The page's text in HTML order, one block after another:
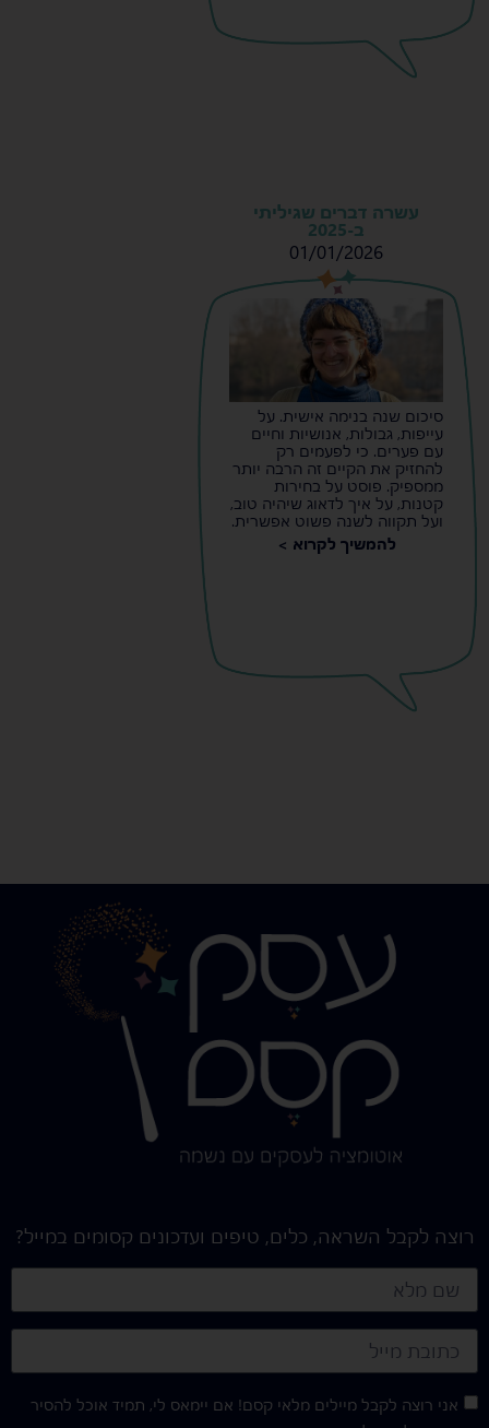
עשרה דברים שגיליתי
ב-2025
01/01/2026
s
s
סיכום שנה בנימה אישית. על
עייפות, גבולות, אנושיות וחיים
עם פערים. כי לפעמים רק
להחזיק את הקיים זה הרבה יותר
ממספיק. פוסט על בחירות
קטנות, על איך לדאוג שיהיה טוב,
ועל תקווה לשנה פשוט אפשרית.
להמשיך לקרוא >
רוצה לקבל השראה, כלים, טיפים ועדכונים קסומים במייל?
אני רוצה לקבל מיילים מלאי קסם! אם יימאס לי, תמיד אוכל להסיר